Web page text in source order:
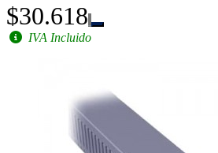
$30.618
IVA Incluido